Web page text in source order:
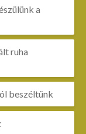
a
ruha
beszéltünk